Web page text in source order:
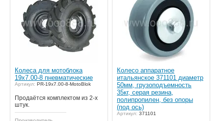
Колеса для мотоблока
19х7.00-8 пневматические
Артикул: PR-19x7.00-8-MotoBlok
Продаётся комплектом из 2-х
штук.
Колесо аппаратное
итальянское 371101 диаметр
50мм, грузоподъемность
35кг, серая резина,
полипропилен, без опоры
(под ось)
Артикул: 371101